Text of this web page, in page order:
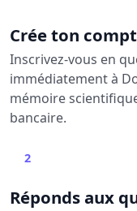
Crée ton
Inscrivez-vous en
immédiatement à
mémoire
bancaire.
2
Réponds aux